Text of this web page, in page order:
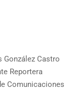
González Castro
Reportera
Comunicaciones